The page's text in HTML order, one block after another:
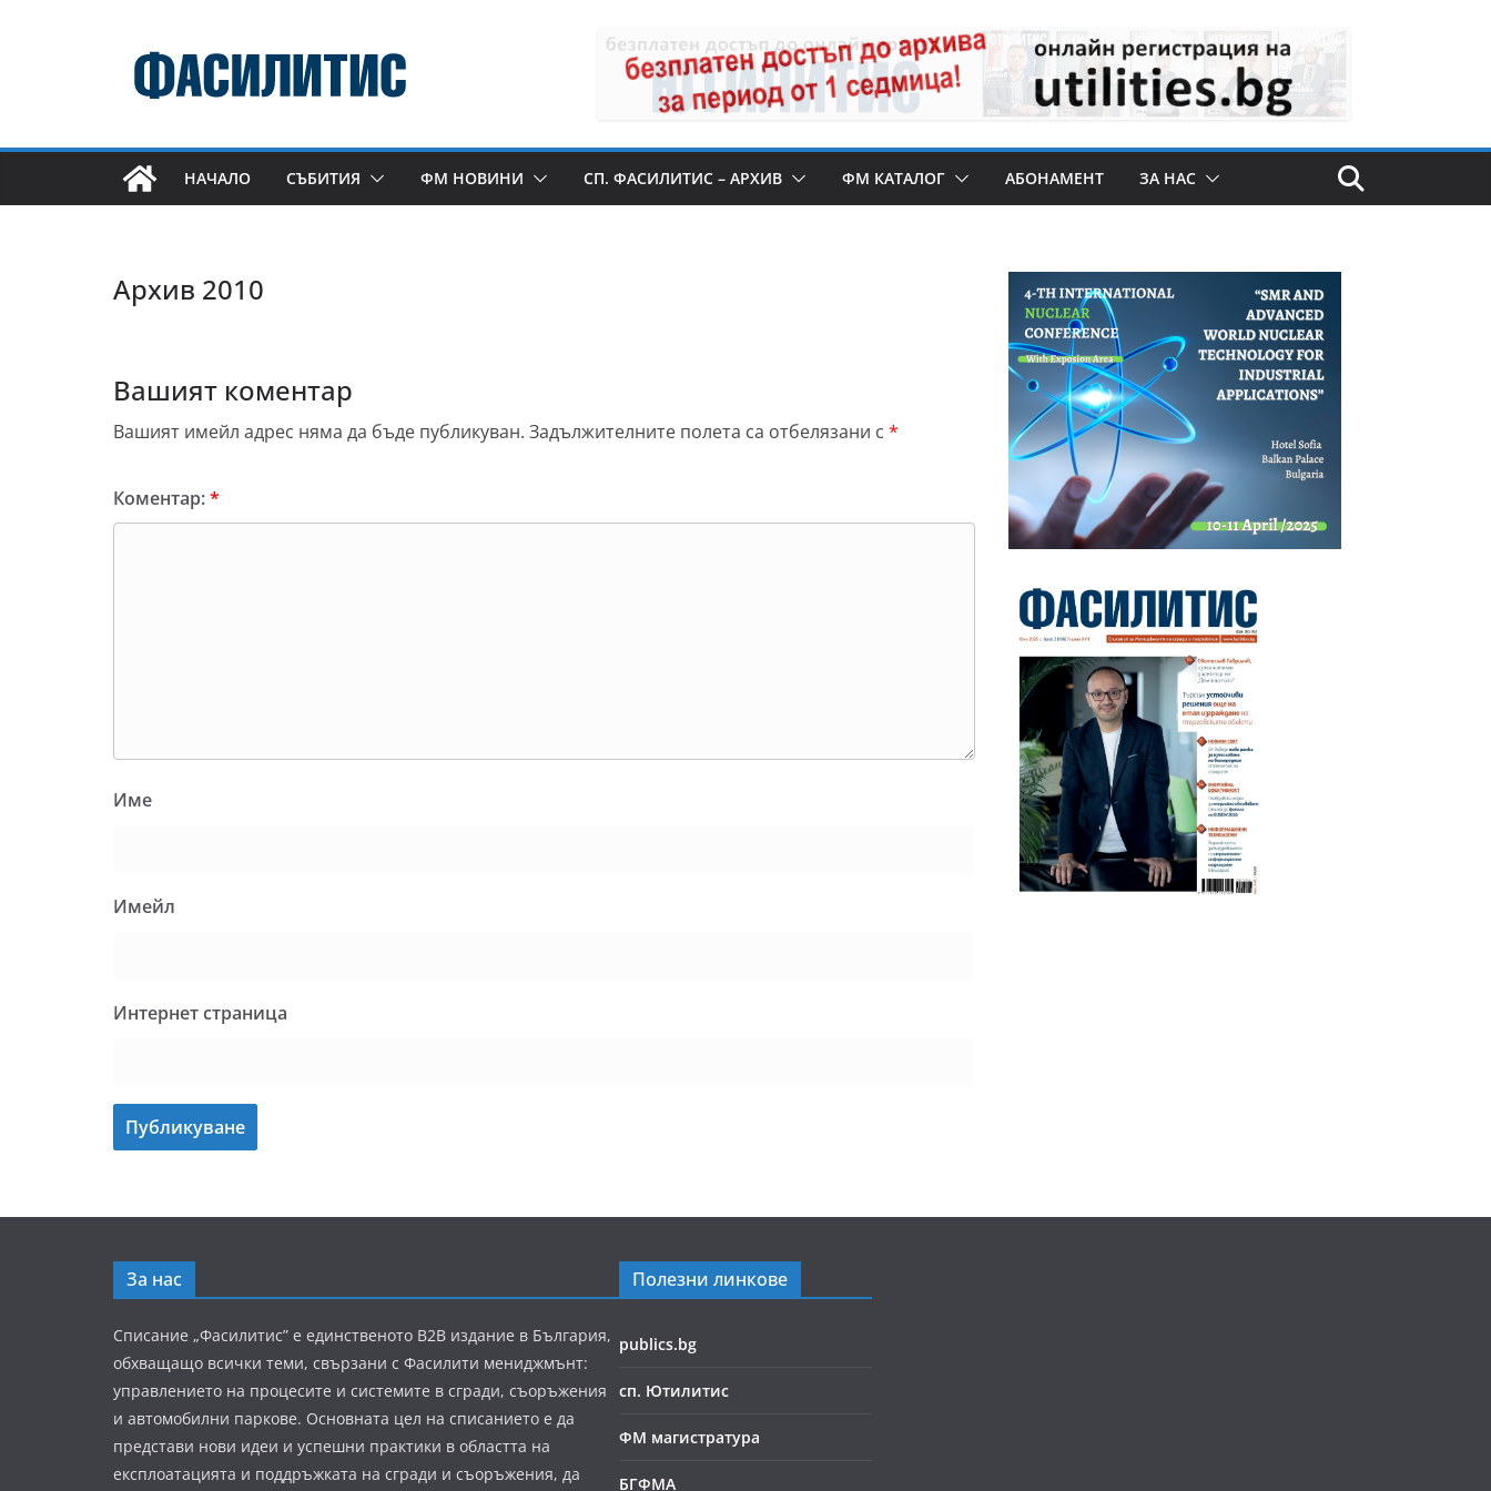
НАЧАЛО СЪБИТИЯ ФМ НОВИНИ СП. ФАСИЛИТИС – АРХИВ ФМ КАТАЛОГ АБОНАМЕНТ ЗА НАС
Архив 2010
Вашият коментар
Вашият имейл адрес няма да бъде публикуван. Задължителните полета са отбелязани с *
Коментар:*
Име
Имейл
Интернет страница
За нас
Списание „Фасилитис” е единственото B2B издание в България,
обхващащо всички теми, свързани с Фасилити мениджмънт:
управлението на процесите и системите в сгради, съоръжения
и автомобилни паркове. Основната цел на списанието е да
представи нови идеи и успешни практики в областта на
експлоатацията и поддръжката на сгради и съоръжения, да
Полезни линкове
publics.bg
сп. Ютилитис
ФМ магистратура
БГФМА